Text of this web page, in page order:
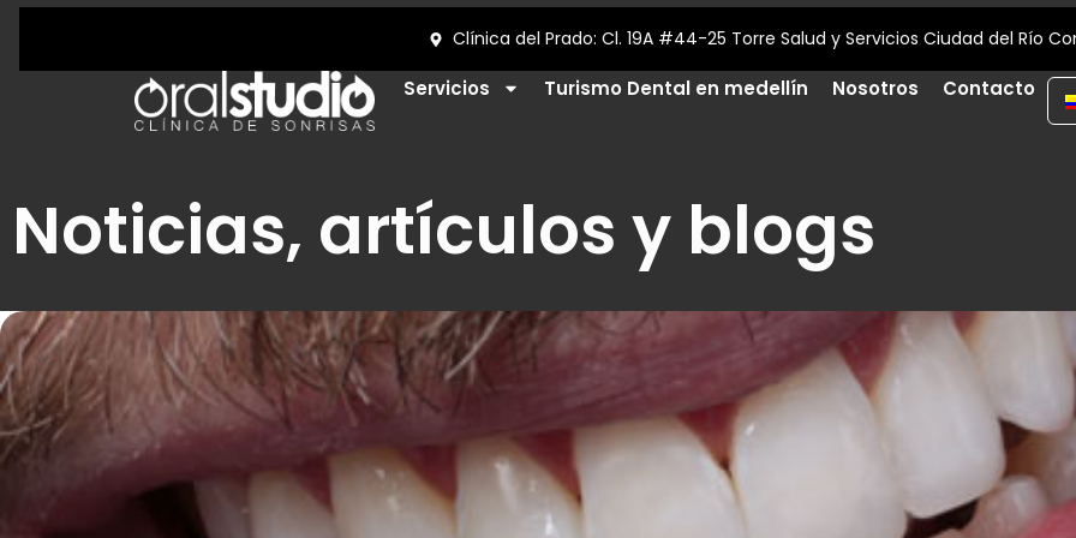
¡Contáctanos! (+57) 312 709 36 87
Servicios Turismo Dental en medellín Nosotros Contacto
Noticias, artículos y blogs